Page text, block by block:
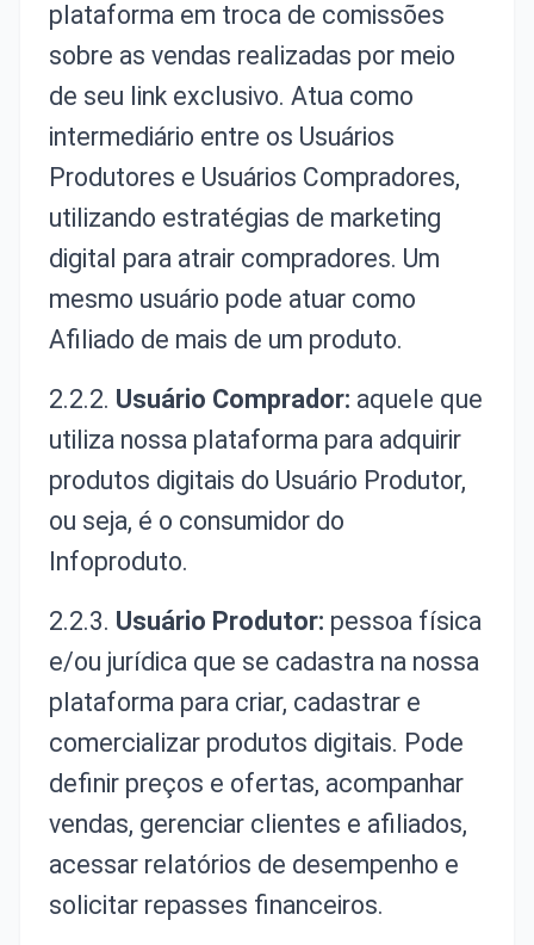
plataforma em troca de comissões
sobre as vendas realizadas por meio
de seu link exclusivo. Atua como
intermediário entre os Usuários
Produtores e Usuários Compradores,
utilizando estratégias de marketing
digital para atrair compradores. Um
mesmo usuário pode atuar como
Afiliado de mais de um produto.
2.2.2. Usuário Comprador: aquele que
utiliza nossa plataforma para adquirir
produtos digitais do Usuário Produtor,
ou seja, é o consumidor do
Infoproduto.
2.2.3. Usuário Produtor: pessoa física
e/ou jurídica que se cadastra na nossa
plataforma para criar, cadastrar e
comercializar produtos digitais. Pode
definir preços e ofertas, acompanhar
vendas, gerenciar clientes e afiliados,
acessar relatórios de desempenho e
solicitar repasses financeiros.